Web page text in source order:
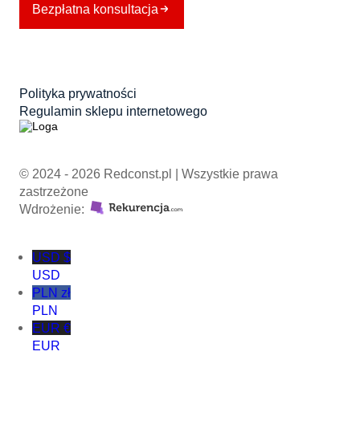
Bezpłatna konsultacja
Polityka prywatności
Regulamin sklepu internetowego
© 2024 - 2026 Redconst.pl | Wszystkie prawa
zastrzeżone
Wdrożenie:
USD $
USD
PLN zł
PLN
EUR €
EUR